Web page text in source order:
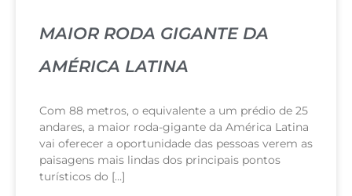
MAIOR RODA GIGANTE DA
AMÉRICA LATINA
Com 88 metros, o equivalente a um prédio de 25
andares, a maior roda-gigante da América Latina
vai oferecer a oportunidade das pessoas verem as
paisagens mais lindas dos principais pontos
turísticos do […]